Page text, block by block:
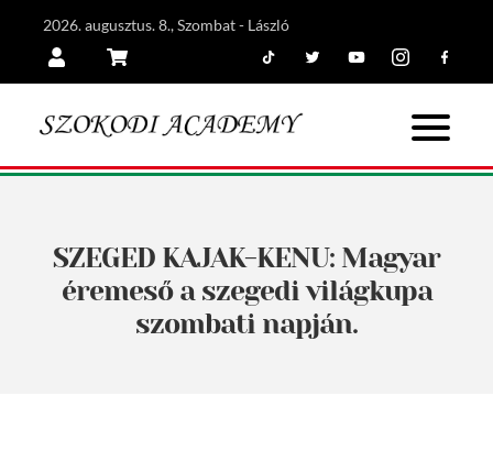
2026. augusztus. 8., Szombat - László
SZEGED KAJAK-KENU: Magyar
éremeső a szegedi világkupa
szombati napján.